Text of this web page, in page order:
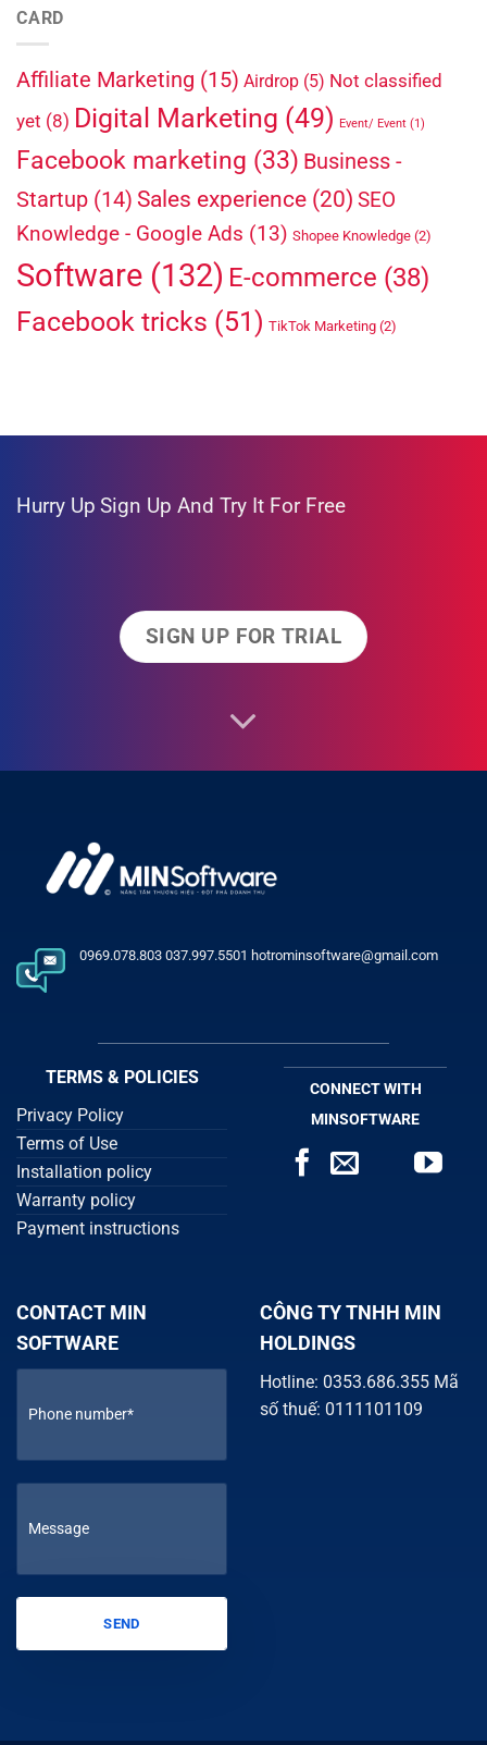
CARD
Affiliate Marketing (15) Airdrop (5) Not classified
yet (8) Digital Marketing (49) Event/ Event (1)
Facebook marketing (33) Business -
Startup (14) Sales experience (20) SEO
Knowledge - Google Ads (13) Shopee Knowledge (2)
Software (132) E-commerce (38)
Facebook tricks (51) TikTok Marketing (2)
Hurry Up Sign Up And Try It For Free
SIGN UP FOR TRIAL
0969.078.803 037.997.5501 hotrominsoftware@gmail.com
TERMS & POLICIES
Privacy Policy
Terms of Use
Installation policy
Warranty policy
Payment instructions
CONNECT WITH
MINSOFTWARE
CONTACT MIN
SOFTWARE
CÔNG TY TNHH MIN
HOLDINGS
Hotline: 0353.686.355 Mã
số thuế: 0111101109